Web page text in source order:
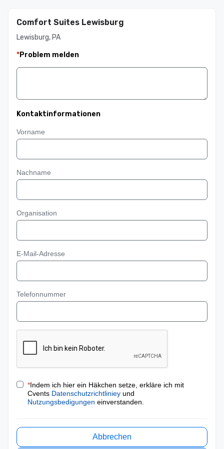
Comfort Suites Lewisburg
Lewisburg, PA
*Problem melden
Kontaktinformationen
Vorname
Nachname
Organisation
E-Mail-Adresse
Telefonnummer
*Indem ich hier ein Häkchen setze, erkläre ich mit
Cvents Datenschutzrichtliniey und
Nutzungsbedigungen einverstanden.
Abbrechen